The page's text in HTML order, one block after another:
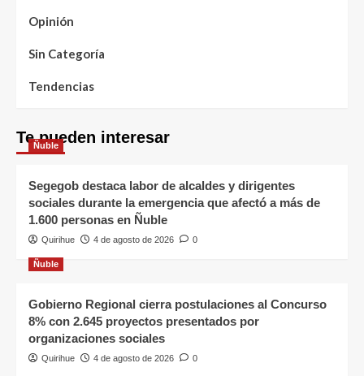
Opinión
Sin Categoría
Tendencias
Te pueden interesar
Ñuble
Segegob destaca labor de alcaldes y dirigentes
sociales durante la emergencia que afectó a más de
1.600 personas en Ñuble
Quirihue 4 de agosto de 2026 0
Ñuble
Gobierno Regional cierra postulaciones al Concurso
8% con 2.645 proyectos presentados por
organizaciones sociales
Quirihue 4 de agosto de 2026 0